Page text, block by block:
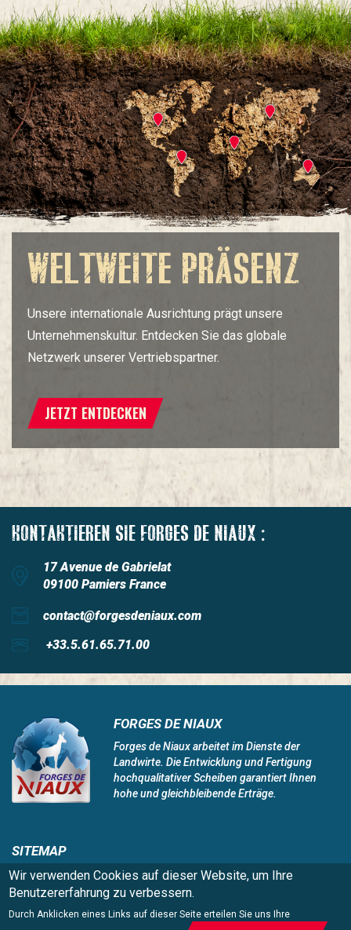
WELTWEITE PRÄSENZ
Unsere internationale Ausrichtung prägt unsere
Unternehmenskultur. Entdecken Sie das globale
Netzwerk unserer Vertriebspartner.
JETZT ENTDECKEN
KONTAKTIEREN SIE FORGES DE NIAUX :
17 Avenue de Gabrielat
09100 Pamiers France
contact@forgesdeniaux.com
+33.5.61.65.71.00
FORGES DE NIAUX
Forges de Niaux arbeitet im Dienste der
Landwirte. Die Entwicklung und Fertigung
hochqualitativer Scheiben garantiert Ihnen
hohe und gleichbleibende Erträge.
SITEMAP
Home
Niaux 200
Qualität
Stellenangebote
Weltweite Präsenz
Impressum
Wir verwenden Cookies auf dieser Website, um Ihre
Benutzererfahrung zu verbessern.
Durch Anklicken eines Links auf dieser Seite erteilen Sie uns Ihre